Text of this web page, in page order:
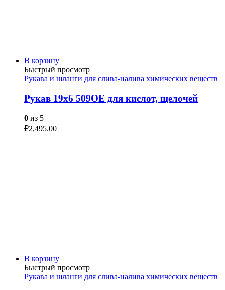
В корзину
Быстрый просмотр
Рукава и шланги для слива-налива химических веществ
Рукав 19х6 509OE для кислот, щелочей
0 из 5
₽2,495.00
В корзину
Быстрый просмотр
Рукава и шланги для слива-налива химических веществ